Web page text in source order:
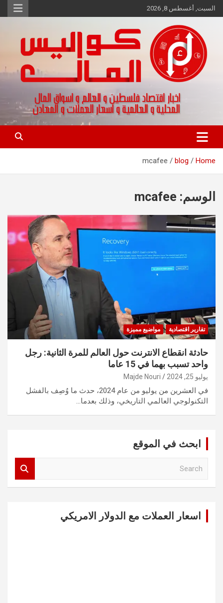
Skip
to
السبت, أغسطس 8, 2026
كواليس المال
اخبار اقتصاد فلسطين و العالم و تقارير اسواق المال و العملات
Home
blog
mcafee
الوسم: mcafee
تقارير اقتصادية مواضيع مميزة
حادثة انقطاع الانترنت حول العالم للمرة الثانية: رجل
واحد تسبب بهما في 15 عاما
يوليو 25, 2024 Majde Nouri
في العشرين من يوليو من عام 2024، حدث ما وُصِف بالفشل
التكنولوجي العالمي التاريخي، وذلك بعدما…
ابحث في الموقع
اسعار العملات مع الدولار الامريكي